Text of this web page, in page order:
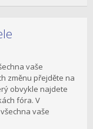
vaše
změnu přejděte na
obvykle najdete
fóra. V
vaše